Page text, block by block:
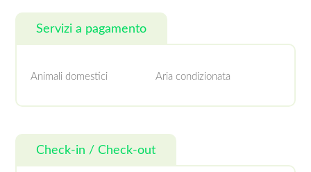
Servizi a pagamento
Animali domestici Aria condizionata
Check-in / Check-out